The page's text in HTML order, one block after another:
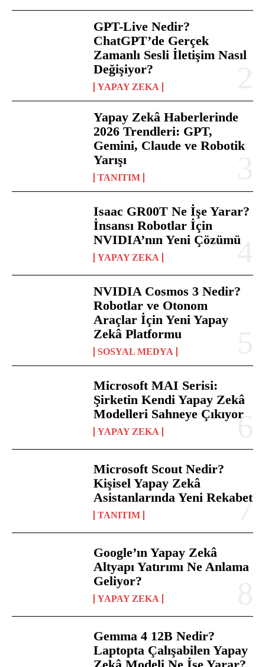
GPT-Live Nedir?
ChatGPT’de Gerçek
Zamanlı Sesli İletişim Nasıl
Değişiyor?
YAPAY ZEKA
Yapay Zekâ Haberlerinde
2026 Trendleri: GPT,
Gemini, Claude ve Robotik
Yarışı
TANITIM
Isaac GR00T Ne İşe Yarar?
İnsansı Robotlar İçin
NVIDIA’nın Yeni Çözümü
YAPAY ZEKA
NVIDIA Cosmos 3 Nedir?
Robotlar ve Otonom
Araçlar İçin Yeni Yapay
Zekâ Platformu
SOSYAL MEDYA
Microsoft MAI Serisi:
Şirketin Kendi Yapay Zekâ
Modelleri Sahneye Çıkıyor
YAPAY ZEKA
Microsoft Scout Nedir?
Kişisel Yapay Zekâ
Asistanlarında Yeni Rekabet
TANITIM
Google’ın Yapay Zekâ
Altyapı Yatırımı Ne Anlama
Geliyor?
YAPAY ZEKA
Gemma 4 12B Nedir?
Laptopta Çalışabilen Yapay